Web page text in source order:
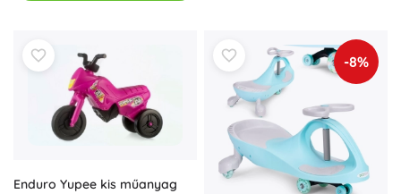
Enduro Yupee kis műanyag
-8%